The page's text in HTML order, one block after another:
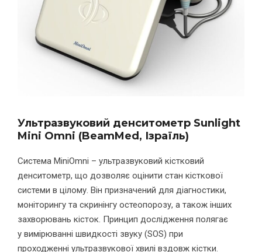
Ультразвуковий денситометр Sunlight
Mini Omni (BeamMed, Ізраїль)
Система MiniOmni – ультразвуковий кістковий
денситометр, що дозволяє оцінити стан кісткової
системи в цілому. Він призначений для діагностики,
моніторингу та скринінгу остеопорозу, а також інших
захворювань кісток. Принцип дослідження полягає
у вимірюванні швидкості звуку (SOS) при
проходженні ультразвукової хвилі вздовж кістки.